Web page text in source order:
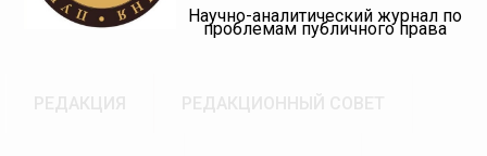
Научно-аналитический журнал по
проблемам публичного права